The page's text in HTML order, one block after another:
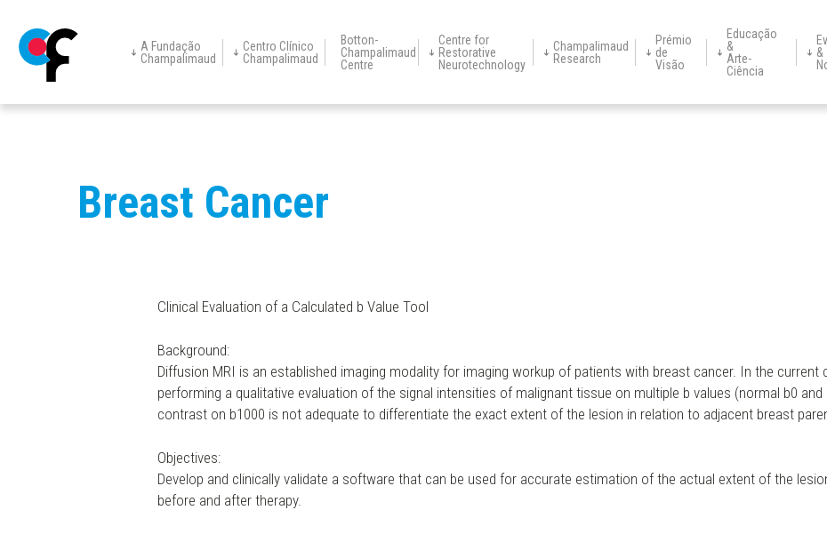
A Fundação
Champalimaud
A Fundação Fundador História Equipa
Institucional
Centro Clínico
Champalimaud
Champalimaud
Marcações Áreas Clínicas Serviços Clínicos
Botton-
Champalimaud
Centre
Centre for
Restorative
Neurotechnology
Centre for
Neurotechnology
Neuroscience of
Digital
Champalimaud
Research
Research
CR
Groups
Platforms
Units
Prémio
de
Visão
Educação
&
Arte-
Ciência
&
Breast Cancer
Clinical Evaluation of a Calculated b Value Tool
Background:
Diffusion MRI is an established imaging modality for imaging workup of patients with breast cancer. In the current
performing a qualitative evaluation of the signal intensities of malignant tissue on multiple b values (normal b0
contrast on b1000 is not adequate to differentiate the exact extent of the lesion in relation to adjacent breast
Objectives:
Develop and clinically validate a software that can be used for accurate estimation of the actual extent of the
before and after therapy.